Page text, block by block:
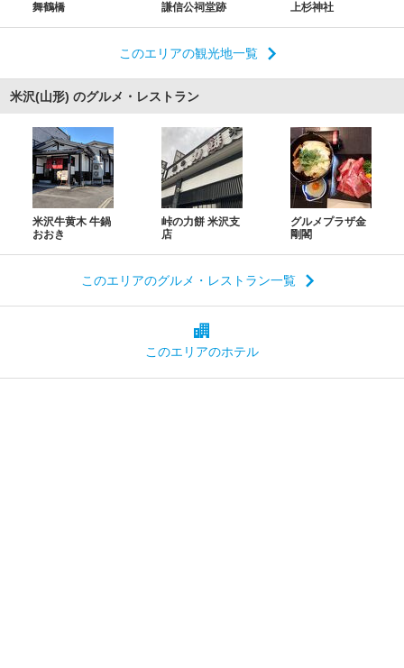
舞鶴橋 謙信公祠堂跡 上杉神社
このエリアの観光地一覧
米沢(山形) のグルメ・レストラン
米沢牛黄木 牛鍋
おおき
峠の力餅 米沢支
店
グルメプラザ金
剛閣
このエリアのグルメ・レストラン一覧
このエリアのホテル